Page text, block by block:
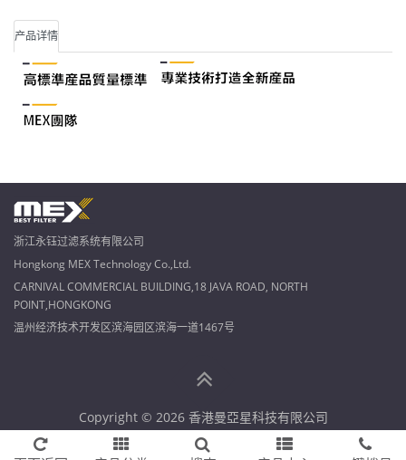
产品详情
浙江永钰过滤系统有限公司
Hongkong MEX Technology Co.,Ltd.
CARNIVAL COMMERCIAL BUILDING,18 JAVA ROAD, NORTH
POINT,HONGKONG
温州经济技术开发区滨海园区滨海一道1467号
Copyright © 2026 香港曼亞星科技有限公司